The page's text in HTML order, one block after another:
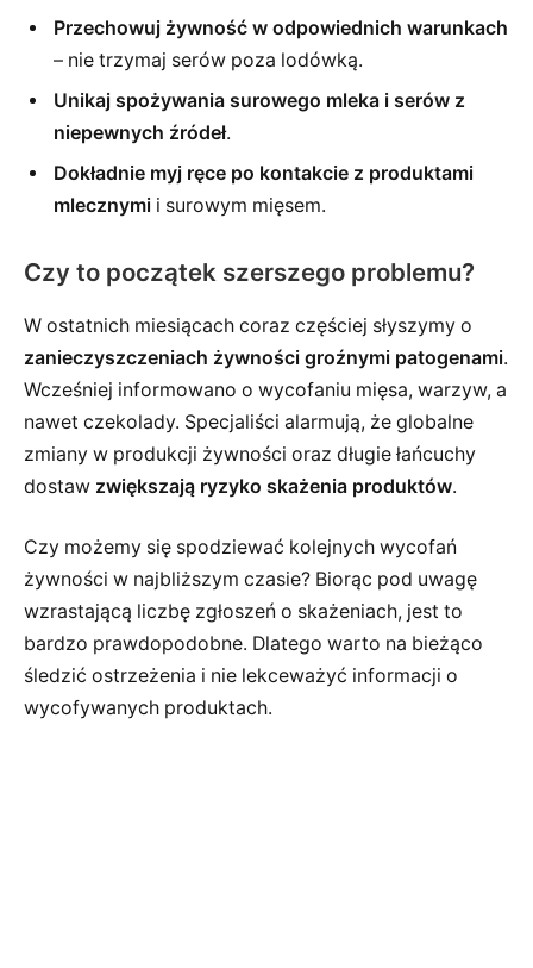
Przechowuj żywność w odpowiednich warunkach
– nie trzymaj serów poza lodówką.
Unikaj spożywania surowego mleka i serów z
niepewnych źródeł.
Dokładnie myj ręce po kontakcie z produktami
mlecznymi i surowym mięsem.
Czy to początek szerszego problemu?
W ostatnich miesiącach coraz częściej słyszymy o
zanieczyszczeniach żywności groźnymi patogenami.
Wcześniej informowano o wycofaniu mięsa, warzyw, a
nawet czekolady. Specjaliści alarmują, że globalne
zmiany w produkcji żywności oraz długie łańcuchy
dostaw zwiększają ryzyko skażenia produktów.
Czy możemy się spodziewać kolejnych wycofań
żywności w najbliższym czasie? Biorąc pod uwagę
wzrastającą liczbę zgłoszeń o skażeniach, jest to
bardzo prawdopodobne. Dlatego warto na bieżąco
śledzić ostrzeżenia i nie lekceważyć informacji o
wycofywanych produktach.